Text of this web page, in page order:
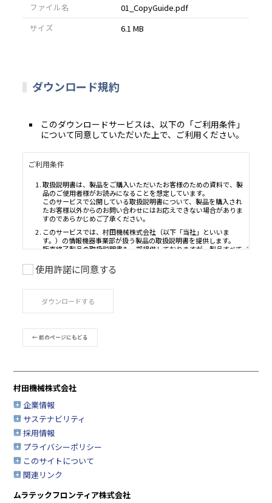
ファイル名
01_CopyGuide.pdf
サイズ
6.1 MB
ダウンロード規約
このダウンロードサービスは、以下の「ご利用条件」
について同意していただいた上で、ご利用ください。
このサービスで公開している取扱説明書について、製品
たお客様以外からのお問い合わせにはお応えできない場
このサービスでは、村田機械株式会社（以下「当社」と
販売終了製品の取扱説明書も一部提供しておりますが、
の取扱説明書を網羅するものではありませんので、あら
承ください。
安全上の注意事項は、取扱説明書が制作された時点での
業界基準に応じた内容になっています。
取扱説明書の内容は、製品の仕様変更などで予告なく変
合があります。
このサービスで提供している取扱説明書の内容は、製品
使用許諾に同意する
ダウンロードする
← 前のページにもどる
村田機械株式会社
企業情報
サステナビリティ
採用情報
プライバシーポリシー
このサイトについて
関連リンク
ムラテックフロンティア株式会社